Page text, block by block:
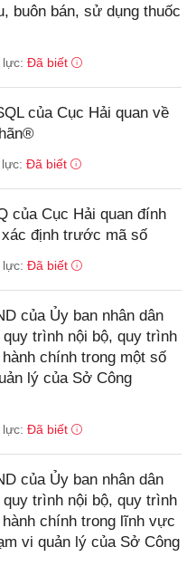
buôn bán, sử dụng thuốc
lực: Đã biết
của Cục Hải quan về
Đã biết
của Cục Hải quan đính
định trước mã số
lực: Đã biết
của Ủy ban nhân dân
trình nội bộ, quy trình
chính trong một số
lý của Sở Công
lực: Đã biết
của Ủy ban nhân dân
trình nội bộ, quy trình
chính trong lĩnh vực
vi quản lý của Sở Công